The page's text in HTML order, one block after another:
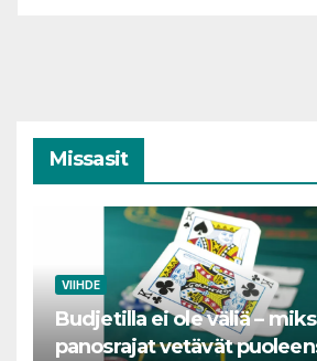
Missasit
VIIHDE
Budjetilla ei ole väliä –
panosrajat vetävät